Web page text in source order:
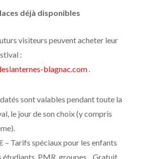
déjà disponibles
visiteurs peuvent acheter leur
:
blagnac.com .
sont valables pendant toute la
le jour de son choix (y compris
– Tarifs spéciaux pour les enfants
étudiants, PMR, groupes…Gratuit